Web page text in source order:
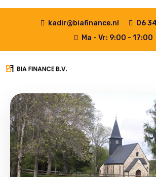
kadir@biafinance.nl
06
Ma - Vr: 9:00 - 17:00